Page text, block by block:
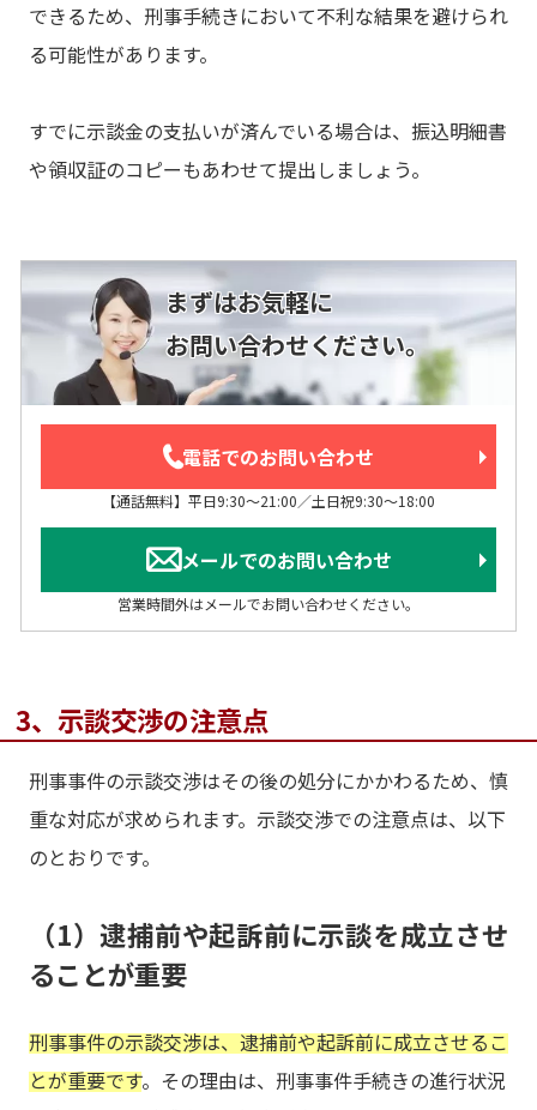
できるため、刑事手続きにおいて不利な結果を避けられ
る可能性があります。
すでに示談金の支払いが済んでいる場合は、振込明細書
や領収証のコピーもあわせて提出しましょう。
まずはお気軽に
お問い合わせください。
電話でのお問い合わせ
【通話無料】平日9:30～21:00／土日祝9:30～18:00
メールでのお問い合わせ
営業時間外はメールでお問い合わせください。
3、示談交渉の注意点
刑事事件の示談交渉はその後の処分にかかわるため、慎
重な対応が求められます。示談交渉での注意点は、以下
のとおりです。
（1）逮捕前や起訴前に示談を成立させ
ることが重要
刑事事件の示談交渉は、逮捕前や起訴前に成立させるこ
とが重要です。その理由は、刑事事件手続きの進行状況